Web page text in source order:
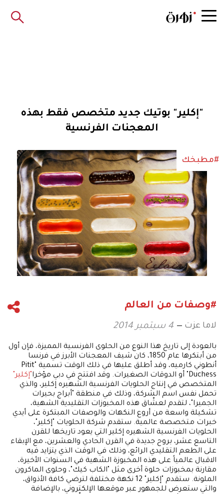
"إكلير" بوتيك جديد متخصص فقط بهذه
المعجنات الفرنسية
#مطبخك
#وصفات من العالم
لاما عزت 4 سبتمبر 2014
بالعودة إلى تاريخ هذا النوع من الحلوى الفرنسية المميزة، فإن أول
من أبتكرها عام 1850، كان شيف المعجنات الأبرز في فرنسا
أنطوني كارميه، وقد أطلق عليها في ذلك الوقت تسمية "Pitit
Duchess" أو الدوقات الصغيرات. وقد افتتح في دبي مؤخرا
"إكلير"
المتخصص في إنتاج الحلويات الفرنسية الشهيره إكلير، والذي
تحمل نفس اسم الشركة، وذلك في منطقة "أبراج بحيرات
الجميرا"، لتقدم لعشّاق هذه المخبوزات التقليدية الشهية،
تشكيلة واسعة من أروع النكهات والوصفات المبتكرة على أيدي
خبرات متخصصة عالمية. ستقدم شركة الحلويات "إكلير"،
الحلويات الفرنسية الشهيره إكلير التي يعود تاريخها للقرن
التاسع عشر، بروح جديدة في القرن الحادي والعشرين، مع الإبقاء
على الطعم التقليدي الرائع، وذلك في الوقت الذي يتزايد فيه
الاقبال عالمياً على هذه المخبوزة الشهية في السنوات الأخيرة،
مقارنة بمخبوزات حلوة أخرى مثل "الكاب كيك"، وحلوى الماكرون
الملونة. ستقدم "إكلير" 12 نكهة مختلفة لترضي كافة الأذواق،
والتي ستعرض للجمهور عبر موقعها الإلكتروني، بالإضافة